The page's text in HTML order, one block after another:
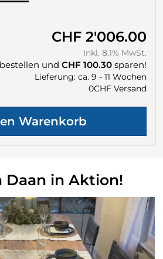
CHF 2'006.00
Inkl. 8.1% MwSt.
und CHF 100.30 sparen!
Lieferung: ca. 9 - 11 Wochen
0CHF Versand
Daan in Aktion!